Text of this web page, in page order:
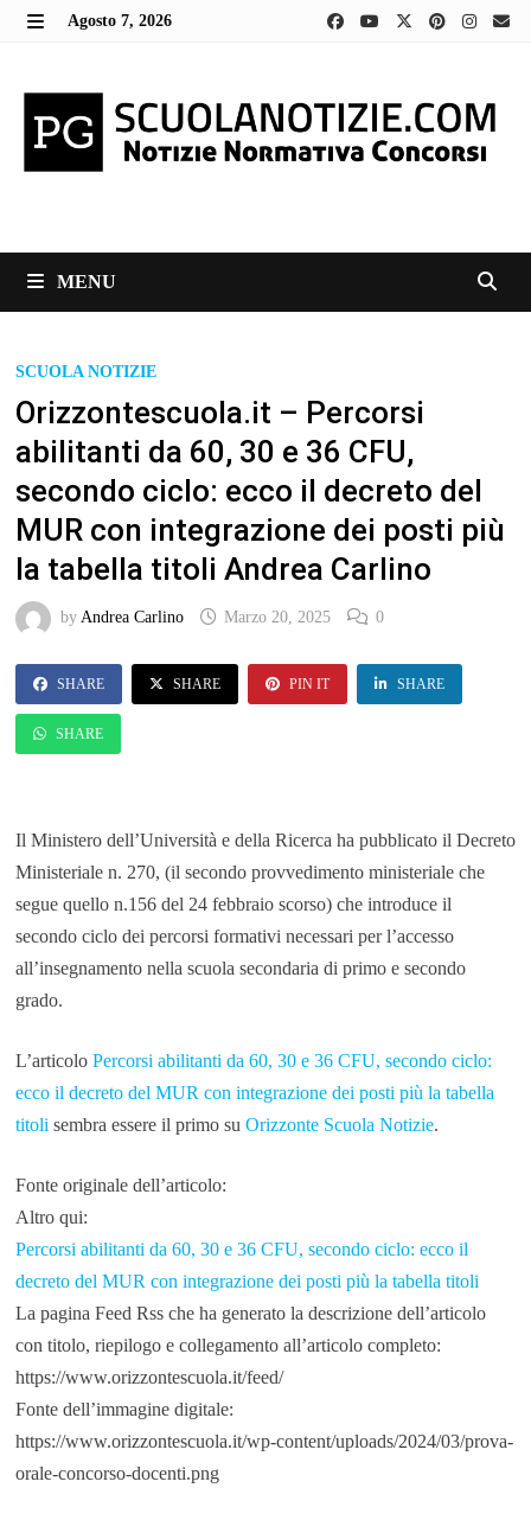
Skip
Agosto 7, 2026
MENU
SCUOLA NOTIZIE
Orizzontescuola.it – Percorsi
abilitanti da 60, 30 e 36 CFU,
secondo ciclo: ecco il decreto del
MUR con integrazione dei posti più
la tabella titoli Andrea Carlino
by Andrea Carlino Marzo 20, 2025 0
SHARE SHARE PIN IT SHARE
SHARE
Il Ministero dell’Università e della Ricerca ha pubblicato il Decreto
Ministeriale n. 270, (il secondo provvedimento ministeriale che
segue quello n.156 del 24 febbraio scorso) che introduce il
secondo ciclo dei percorsi formativi necessari per l’accesso
all’insegnamento nella scuola secondaria di primo e secondo
grado.
L’articolo Percorsi abilitanti da 60, 30 e 36 CFU, secondo ciclo:
ecco il decreto del MUR con integrazione dei posti più la tabella
titoli sembra essere il primo su Orizzonte Scuola Notizie.
Fonte originale dell’articolo:
Altro qui:
Percorsi abilitanti da 60, 30 e 36 CFU, secondo ciclo: ecco il
decreto del MUR con integrazione dei posti più la tabella titoli
La pagina Feed Rss che ha generato la descrizione dell’articolo
con titolo, riepilogo e collegamento all’articolo completo:
https://www.orizzontescuola.it/feed/
Fonte dell’immagine digitale:
https://www.orizzontescuola.it/wp-content/uploads/2024/03/prova-
orale-concorso-docenti.png